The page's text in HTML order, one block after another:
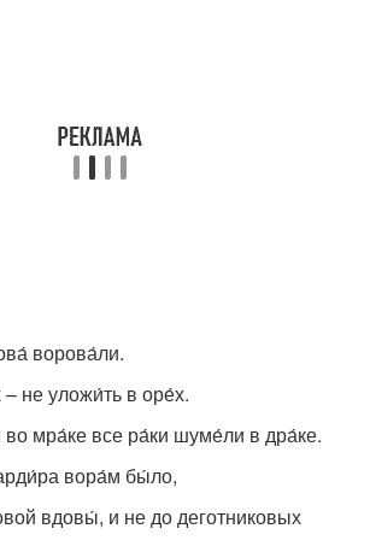
ворова́ли.
не уложи́ть в оре́х.
мра́ке все ра́ки шуме́ли в дра́ке.
вора́м бы́ло,
вдовы́, и не до деготниковых